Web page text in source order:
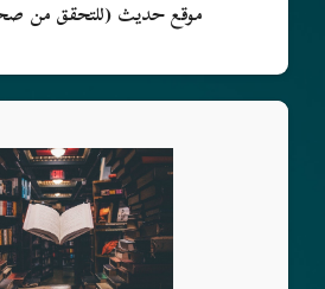
موقع حديث (للتحقق من